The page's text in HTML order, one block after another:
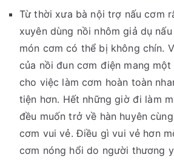
Từ thời xưa bà nội trợ nấu cơm
xuyên dùng nồi nhôm giả dụ
món cơm có thể bị không chín.
của nồi đun cơm điện mang
cho việc làm cơm hoàn toàn
tiện hơn. Hết những giờ đi làm
đều muốn trở về hàn huyên
cơm vui vẻ. Điều gì vui vẻ hơn
cơm nóng hổi do người thương